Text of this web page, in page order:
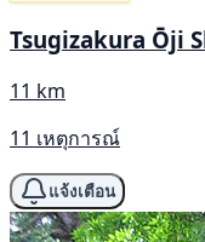
Tsugizakura Ōji
11 km
11 เหตุการณ์
แจ้งเตือน